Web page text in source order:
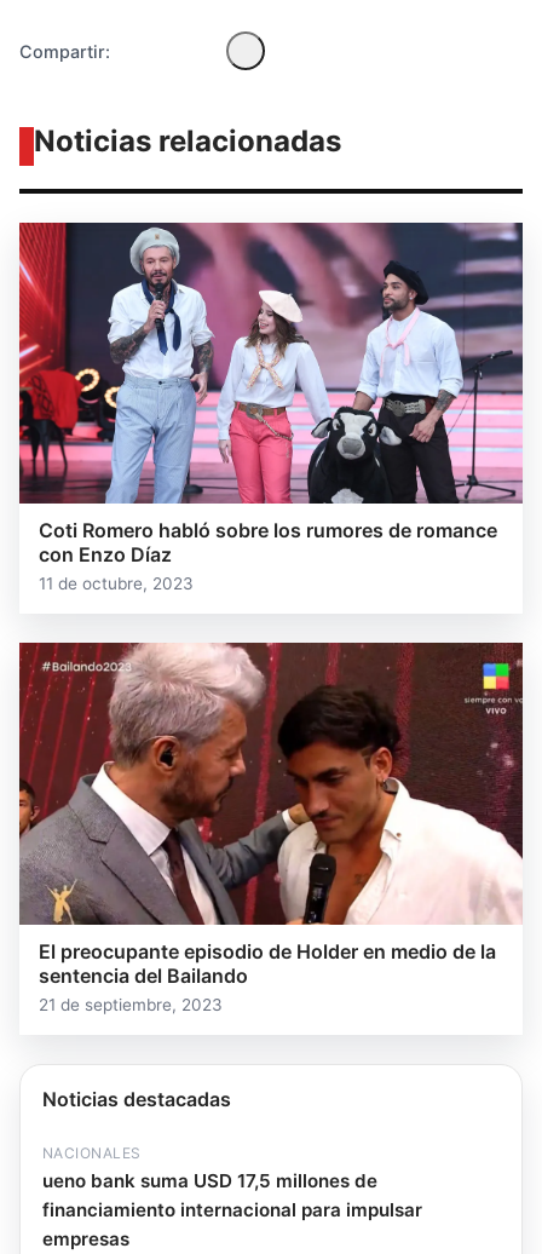
Compartir:
Noticias relacionadas
Coti Romero habló sobre los rumores de romance
con Enzo Díaz
11 de octubre, 2023
El preocupante episodio de Holder en medio de la
sentencia del Bailando
21 de septiembre, 2023
Noticias destacadas
NACIONALES
ueno bank suma USD 17,5 millones de
financiamiento internacional para impulsar
empresas